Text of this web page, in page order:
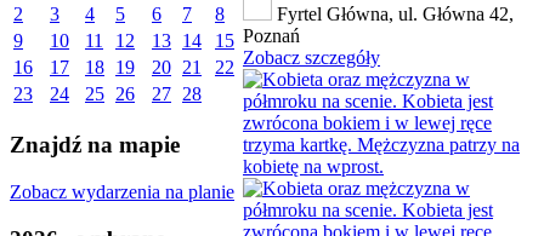
2
3 4 5 6 7
8
9
10 11 12 13 14
15
16
17 18 19 20 21
22
23
24 25 26 27 28
Znajdź na mapie
Zobacz wydarzenia na planie
Fyrtel Główna, ul. Główna 42,
Poznań
Zobacz szczegóły